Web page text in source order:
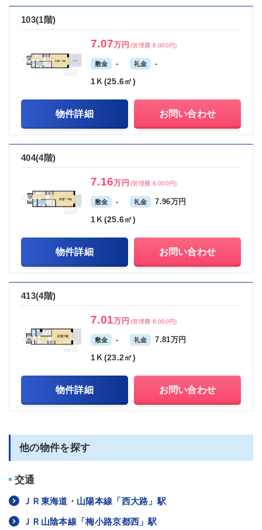
103(1階)
7.07万円 (管理費 8,000円)
敷金 - 礼金 -
1Ｋ(25.6㎡)
物件詳細 お問い合わせ
404(4階)
7.16万円 (管理費 8,000円)
敷金 - 礼金 7.96万円
1Ｋ(25.6㎡)
物件詳細 お問い合わせ
413(4階)
7.01万円 (管理費 8,000円)
敷金 - 礼金 7.81万円
1Ｋ(23.2㎡)
物件詳細 お問い合わせ
他の物件を探す
交通
ＪＲ東海道・山陽本線「西大路」駅
ＪＲ山陰本線「梅小路京都西」駅